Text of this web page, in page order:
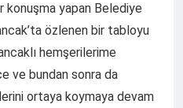
yapan Belediye
özlenen bir tabloyu
hemşerilerime
ve bundan sonra da
ortaya koymaya devam